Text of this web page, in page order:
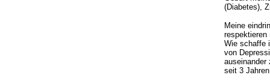
(Diabetes),
Meine
Wie
von
auseinander
seit 3